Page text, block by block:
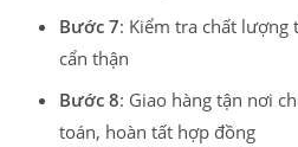
Bước 7: Kiểm tra chất lượng
cẩn thận
Bước 8: Giao hàng tận nơi
toán, hoàn tất hợp đồng